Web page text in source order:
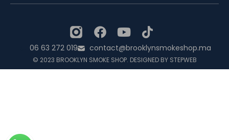
© 2023 BROOKLYN SMOKE SHOP. DESIGNED BY STEPWEB
06 63 272 019 contact@brooklynsmokeshop.ma